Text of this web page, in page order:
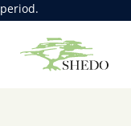
period.